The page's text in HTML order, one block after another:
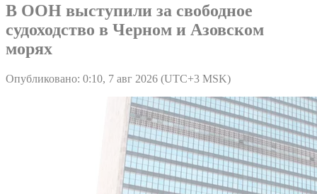
В ООН выступили за свободное
судоходство в Черном и Азовском
морях
Опубликовано: 0:10, 7 авг 2026 (UTC+3 MSK)